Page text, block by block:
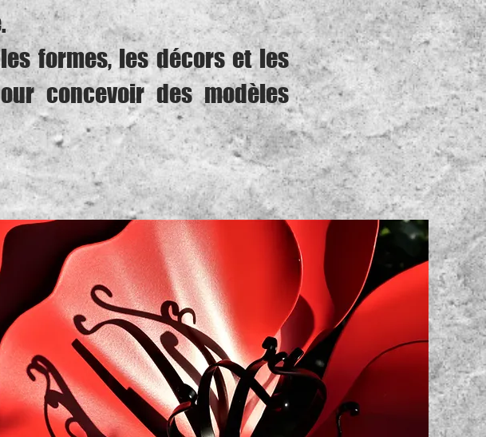
formes, les décors et les
concevoir des modèles